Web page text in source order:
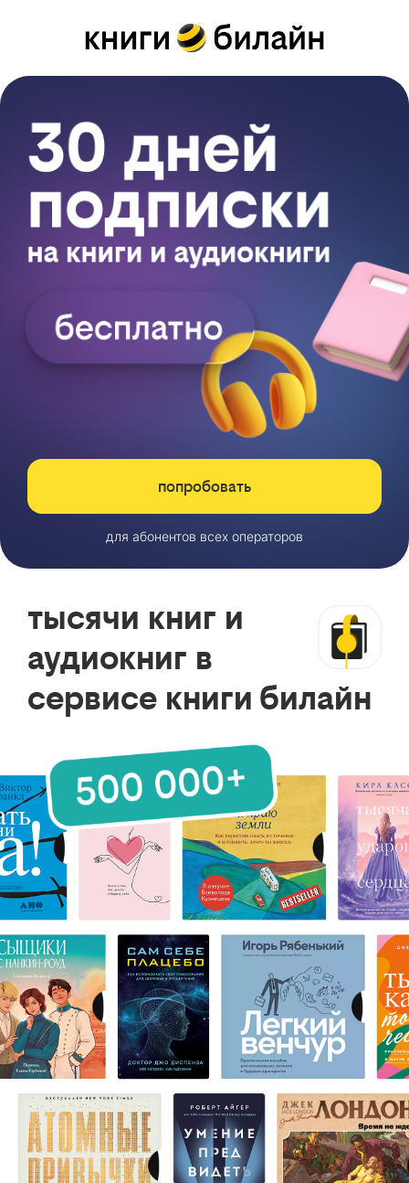
попробовать
для абонентов всех операторов
тысячи книг и
аудиокниг в
сервисе книги билайн